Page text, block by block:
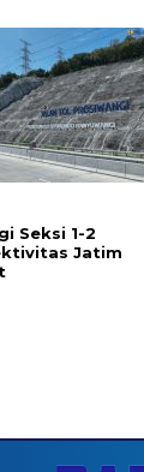
Seksi 1-2
Jatim